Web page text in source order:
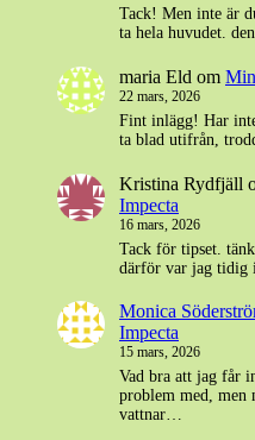
Tack! Men inte är
ta hela huvudet.
maria Eld om
22 mars, 2026
Fint inlägg! Har
ta blad utifrån,
Kristina Rydfjäll
Impecta
16 mars, 2026
Tack för tipset.
därför var jag tidig
Monica
Impecta
15 mars, 2026
Vad bra att jag får
problem med, men
vattnar…